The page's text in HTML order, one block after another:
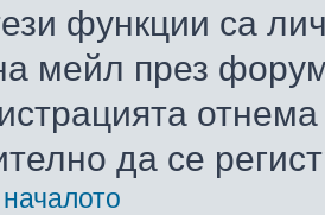
функции са
мейл през
да се